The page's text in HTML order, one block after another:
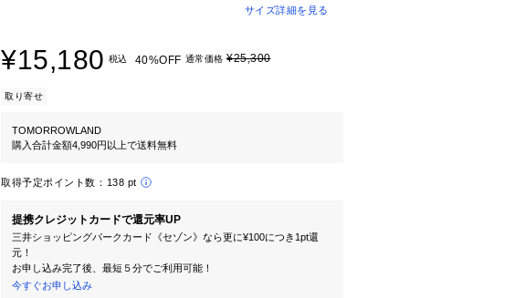
サイズ詳細を見る
¥15,180 税込 40%OFF 通常価格 ¥25,300
取り寄せ
TOMORROWLAND
購入合計金額4,990円以上で送料無料
取得予定ポイント数： 138 pt
提携クレジットカードで還元率UP
三井ショッピングパークカード《セゾン》なら更に¥100につき1pt還
元！
お申し込み完了後、最短５分でご利用可能！
今すぐお申し込み